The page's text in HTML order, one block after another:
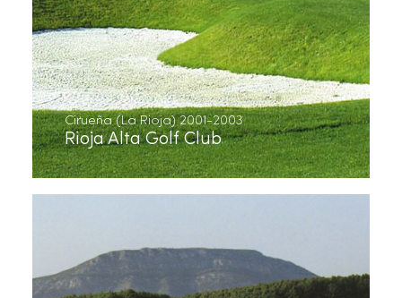
Cirueña (La Rioja) 2001-2003
Rioja Alta Golf Club